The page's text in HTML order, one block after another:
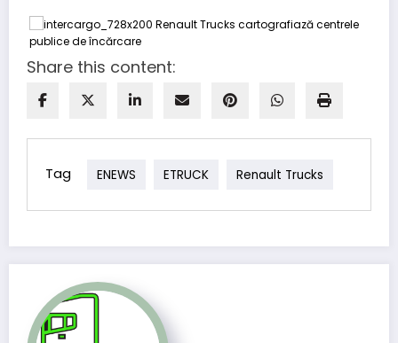
Share this content:
Tag ENEWS ETRUCK Renault Trucks